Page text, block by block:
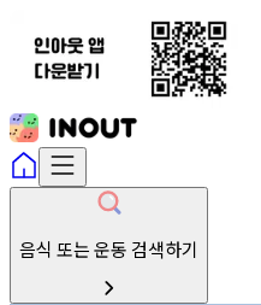
음식 또는 운동 검색하기